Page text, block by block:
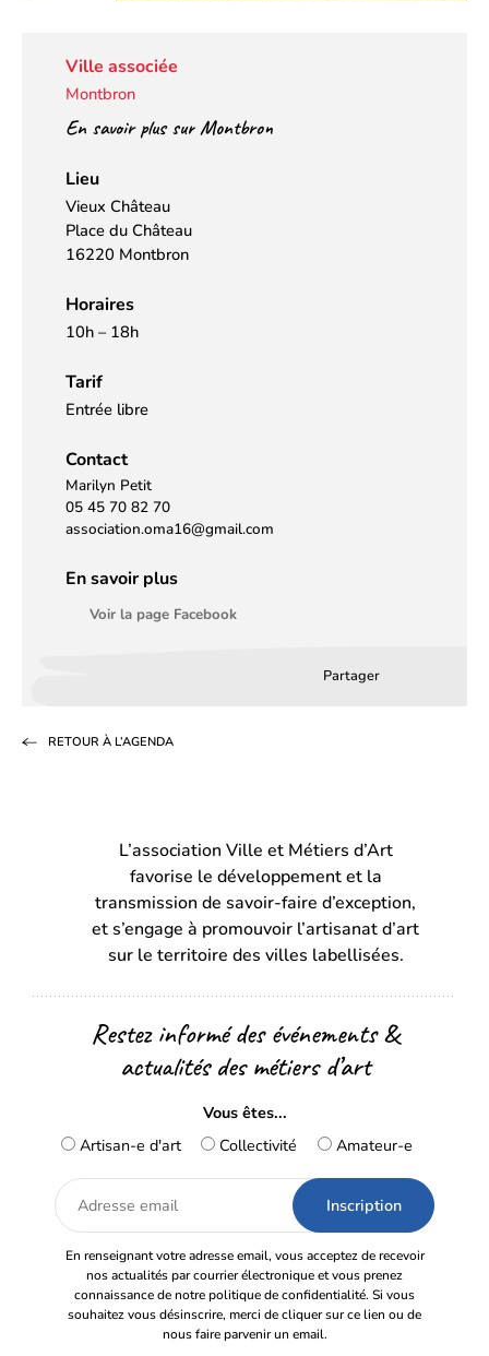
Ville associée
Montbron
En savoir plus sur Montbron
Lieu
Vieux Château
Place du Château
16220 Montbron
Horaires
10h – 18h
Tarif
Entrée libre
Contact
Marilyn Petit
05 45 70 82 70
association.oma16@gmail.com
En savoir plus
Voir la page Facebook
Partager
un
onglet)onglet)
RETOUR À L’AGENDA
L’association Ville et Métiers d’Art
favorise le développement et la
transmission de savoir-faire d’exception,
et s’engage à promouvoir l’artisanat d’art
sur le territoire des villes labellisées.
Restez informé des événements &
actualités des métiers d’art
Vous êtes...
Artisan-e d'art
Collectivité Amateur-e
Adresse
email
En renseignant votre adresse email, vous acceptez de recevoir
nos actualités par courrier électronique et vous prenez
connaissance de notre politique de confidentialité. Si vous
souhaitez vous désinscrire, merci de cliquer sur ce lien ou de
nous faire parvenir un email.